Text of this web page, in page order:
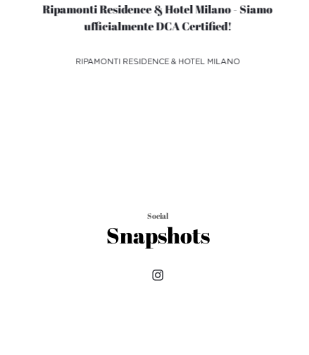
Ripamonti Residence & Hotel Milano - Siamo
ufficialmente DCA Certified!
RIPAMONTI RESIDENCE & HOTEL MILANO
Social
Snapshots